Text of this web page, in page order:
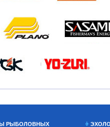
РЫБОЛОВНЫХ